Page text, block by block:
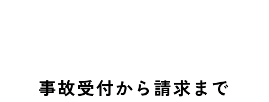
事故受付から請求まで